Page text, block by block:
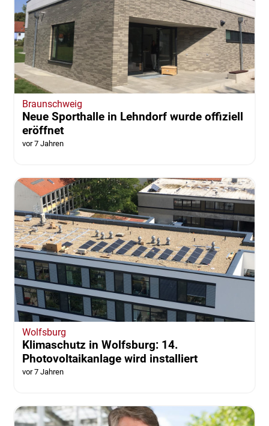
Braunschweig
Neue Sporthalle in Lehndorf wurde offiziell
eröffnet
vor 7 Jahren
Wolfsburg
Klimaschutz in Wolfsburg: 14.
Photovoltaikanlage wird installiert
vor 7 Jahren